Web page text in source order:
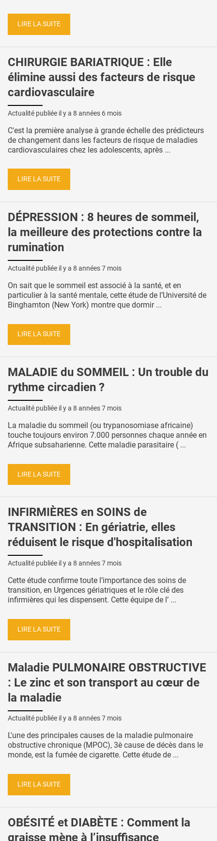
LIRE LA SUITE
CHIRURGIE BARIATRIQUE : Elle
élimine aussi des facteurs de risque
cardiovasculaire
Actualité publiée il y a 8 années 6 mois
C'est la première analyse à grande échelle des prédicteurs
de changement dans les facteurs de risque de maladies
cardiovasculaires chez les adolescents, après ...
LIRE LA SUITE
DÉPRESSION : 8 heures de sommeil,
la meilleure des protections contre la
rumination
Actualité publiée il y a 8 années 7 mois
On sait que le sommeil est associé à la santé, et en
particulier à la santé mentale, cette étude de l’Université de
Binghamton (New York) montre que dormir ...
LIRE LA SUITE
MALADIE du SOMMEIL : Un trouble du
rythme circadien ?
Actualité publiée il y a 8 années 7 mois
La maladie du sommeil (ou trypanosomiase africaine)
touche toujours environ 7.000 personnes chaque année en
Afrique subsaharienne. Cette maladie parasitaire ( ...
LIRE LA SUITE
INFIRMIÈRES en SOINS de
TRANSITION : En gériatrie, elles
réduisent le risque d'hospitalisation
Actualité publiée il y a 8 années 7 mois
Cette étude confirme toute l’importance des soins de
transition, en Urgences gériatriques et le rôle clé des
infirmières qui les dispensent. Cette équipe de l’ ...
LIRE LA SUITE
Maladie PULMONAIRE OBSTRUCTIVE
: Le zinc et son transport au cœur de
la maladie
Actualité publiée il y a 8 années 7 mois
L'une des principales causes de la maladie pulmonaire
obstructive chronique (MPOC), 3è cause de décès dans le
monde, est la fumée de cigarette. Cette étude de ...
LIRE LA SUITE
OBÉSITÉ et DIABÈTE : Comment la
graisse mène à l’insuffisance